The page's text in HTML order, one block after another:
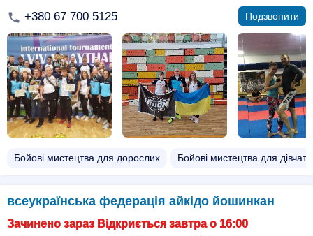
+380 67 700 5125 Подзвонити
Бойові мистецтва для дорослих Бойові мистецтва для дівчат
всеукраїнська федерація айкідо йошинкан
Зачинено зараз Відкриється завтра о 16:00